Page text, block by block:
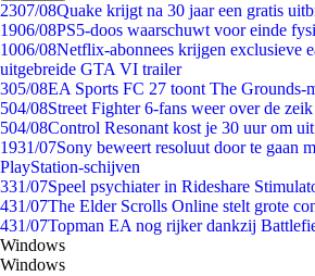
2307/08Quake krijgt na 30 jaar een gratis
1906/08PS5-doos waarschuwt voor einde
1006/08Netflix-abonnees krijgen exclusieve
uitgebreide GTA VI trailer
305/08EA Sports FC 27 toont The Grounds-
504/08Street Fighter 6-fans weer over de
504/08Control Resonant kost je 30 uur om uit
1931/07Sony beweert resoluut door te gaan
PlayStation-schijven
331/07Speel psychiater in Rideshare
431/07The Elder Scrolls Online stelt grote
431/07Topman EA nog rijker dankzij
Windows
Windows